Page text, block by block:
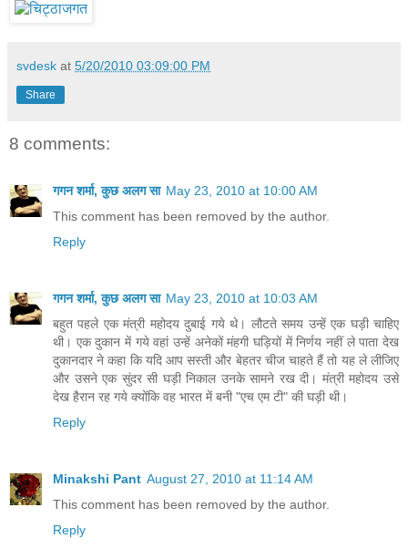
svdesk at 5/20/2010 03:09:00 PM
Share
8 comments:
गगन शर्मा, कुछ अलग सा May 23, 2010 at 10:00 AM
This comment has been removed by the author.
Reply
गगन शर्मा, कुछ अलग सा May 23, 2010 at 10:03 AM
बहुत पहले एक मंत्री महोदय दुबाई गये थे। लौटते समय उन्हें एक घड़ी चाहिए
थी। एक दुकान में गये वहां उन्हें अनेकों मंहगी घड़ियों में निर्णय नहीं ले पाता देख
दुकानदार ने कहा कि यदि आप सस्ती और बेहतर चीज चाहते हैं तो यह ले लीजिए
और उसने एक सुंदर सी घड़ी निकाल उनके सामने रख दी। मंत्री महोदय उसे
देख हैरान रह गये क्योंकि वह भारत में बनी "एच एम टी" की घड़ी थी।
Reply
Minakshi Pant August 27, 2010 at 11:14 AM
This comment has been removed by the author.
Reply